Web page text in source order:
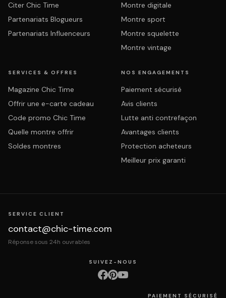
Citer Chic Time
Partenariats Blogueurs
Partenariats Influenceurs
Montre digitale
Montre sport
Montre squelette
Montre vintage
SERVICES & OFFRES
Magazine Chic Time
Offrir une e-carte cadeau
Code promo Chic Time
Quelle montre offrir
Soldes montres
NOS ENGAGEMENTS
Paiement sécurisé
Avis clients
Lutte anti contrefaçon
Avantages clients
Protection acheteurs
Meilleur prix garanti
SERVICE CLIENT
contact@chic-time.com
Réponse sous 24h ouvrables
SUIVEZ-NOUS
PAIEMENT SÉCURISÉ